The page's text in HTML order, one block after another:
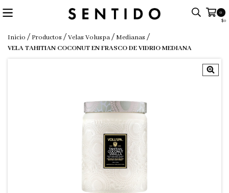
0
$0
Inicio / Productos /Velas Voluspa/ Medianas /
VELA TAHITIAN COCONUT EN FRASCO DE VIDRIO MEDIANA